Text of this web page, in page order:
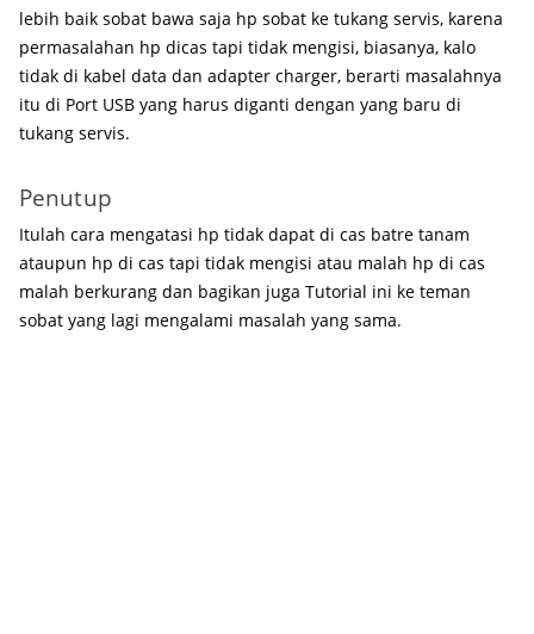
lebih baik sobat bawa saja hp sobat ke tukang servis, karena
permasalahan hp dicas tapi tidak mengisi, biasanya, kalo
tidak di kabel data dan adapter charger, berarti masalahnya
itu di Port USB yang harus diganti dengan yang baru di
tukang servis.
Penutup
Itulah cara mengatasi hp tidak dapat di cas batre tanam
ataupun hp di cas tapi tidak mengisi atau malah hp di cas
malah berkurang dan bagikan juga Tutorial ini ke teman
sobat yang lagi mengalami masalah yang sama.